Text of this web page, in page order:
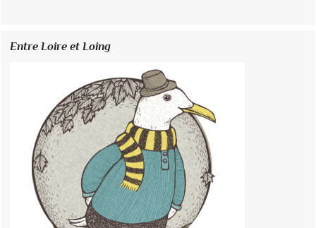
Entre Loire et Loing